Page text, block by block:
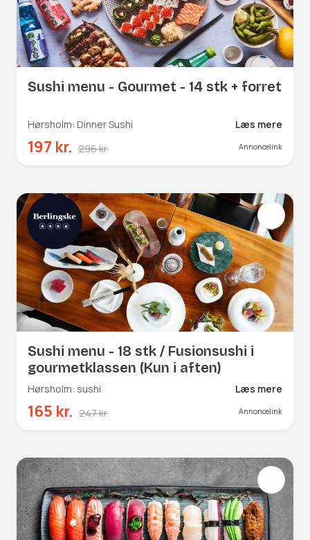
Sushi menu - Gourmet - 14 stk + forret
Hørsholm: Dinner Sushi Læs mere
197 kr. 296 kr. Annoncelink
Sushi menu - 18 stk / Fusionsushi i
gourmetklassen (Kun i aften)
Hørsholm: sushi Læs mere
165 kr. 247 kr. Annoncelink